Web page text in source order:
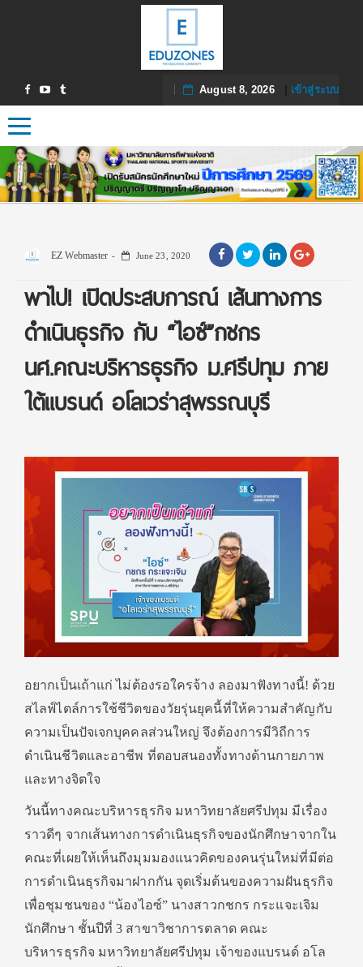
August 8, 2026| เข้าสู่ระบบ
Toggle navigation
EZ Webmaster June 23, 2020
พาไป! เปิดประสบการณ์ เส้นทางการ
ดำเนินธุรกิจ กับ “ไอซ์”กชกร
นศ.คณะบริหารธุรกิจ ม.ศรีปทุม ภาย
ใต้แบรนด์ อโลเวร่าสุพรรณบุรี
อยากเป็นเถ้าแก่ ไม่ต้องรอใครจ้าง ลองมาฟังทางนี้! ด้วย
สไลฟ์ไตล์การใช้ชีวิตของวัยรุ่นยุคนี้ที่ให้ความสำคัญกับ
ความเป็นปัจเจกบุคคลส่วนใหญ่ จึงต้องการมีวิถีการ
ดำเนินชีวิตและอาชีพ ที่ตอบสนองทั้งทางด้านกายภาพ
และทางจิตใจ
วันนี้ทางคณะบริหารธุรกิจ มหาวิทยาลัยศรีปทุม มีเรื่อง
ราวดีๆ จากเส้นทางการดำเนินธุรกิจของนักศึกษาจากใน
คณะที่เผยให้เห็นถึงมุมมองแนวคิดของคนรุ่นใหม่ที่มีต่อ
การดำเนินธุรกิจมาฝากกัน จุดเริ่มต้นของความฝันธุรกิจ
เพื่อชุมชนของ “น้องไอซ์” นางสาวกชกร กระแจะเจิม
นักศึกษา ชั้นปีที่ 3 สาขาวิชาการตลาด คณะ
บริหารธุรกิจ มหาวิทยาลัยศรีปทุม เจ้าของแบรนด์ อโล